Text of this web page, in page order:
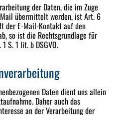
der Daten, die im Zuge
übermittelt werden, ist Art. 6
der E-Mail-Kontakt auf den
so ist die Rechtsgrundlage für
S. 1 lit. b DSGVO.
Daten dient uns allein
Daher auch das
an der Verarbeitung der